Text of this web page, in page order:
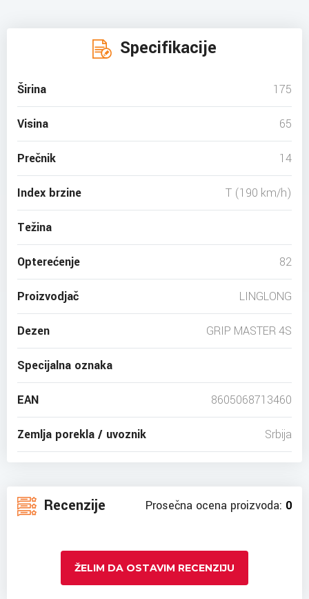
Specifikacije
Širina 175
Visina 65
Prečnik 14
Index brzine T (190 km/h)
Težina
Opterećenje 82
Proizvodjač LINGLONG
Dezen GRIP MASTER 4S
Specijalna oznaka
EAN 8605068713460
Zemlja porekla / uvoznik Srbija
Recenzije Prosečna ocena proizvoda: 0
ŽELIM DA OSTAVIM RECENZIJU